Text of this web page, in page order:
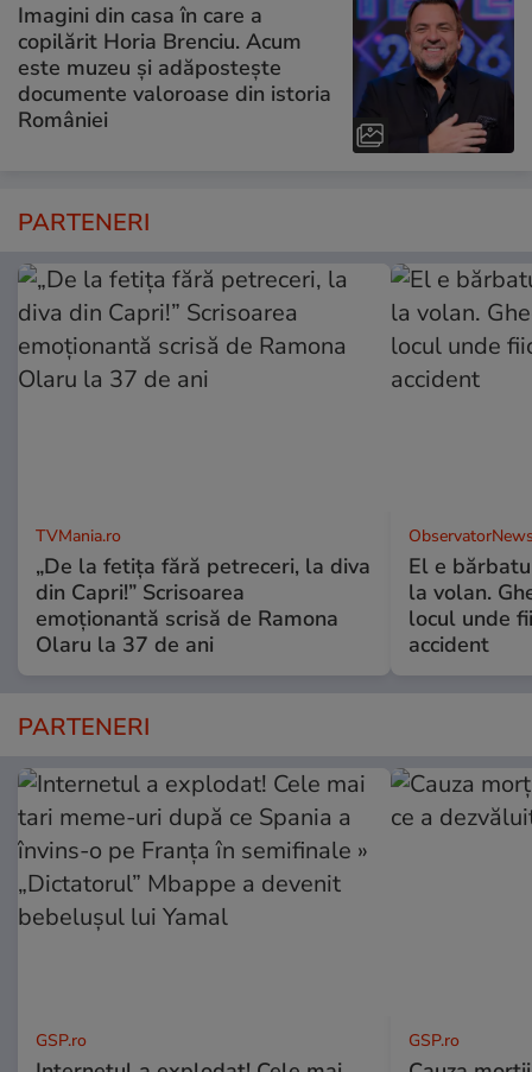
Imagini din casa în care a
copilărit Horia Brenciu. Acum
este muzeu și adăpostește
documente valoroase din istoria
României
PARTENERI
TVMania.ro
„De la fetița fără petreceri, la diva
din Capri!” Scrisoarea
emoționantă scrisă de Ramona
Olaru la 37 de ani
El e
la volan.
locul unde
accident
PARTENERI
GSP.ro GSP.ro